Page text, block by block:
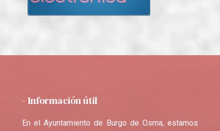
- Información útil
En el Ayuntamiento de Burgo de Osma, estamos